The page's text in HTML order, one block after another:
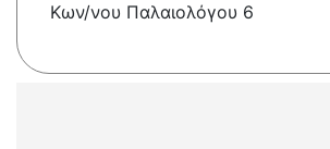
Κων/νου Παλαιολόγου 6